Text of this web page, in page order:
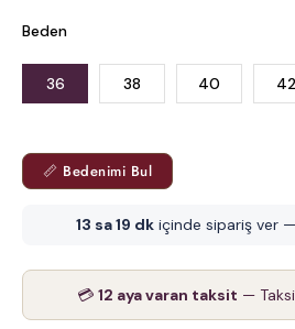
Beden
36 38 40 42
📏 Bedenimi Bul
13 sa 19 dkiçinde sipariş ver —
💳 12 aya varan taksit —